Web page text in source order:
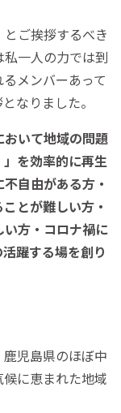
ご挨拶するべき
一人の力では到
メンバーあって
なりました。
いて地域の問題
を効率的に再生
自由がある方・
とが難しい方・
方・コロナ禍に
躍する場を創り
児島県のほぼ中
に恵まれた地域